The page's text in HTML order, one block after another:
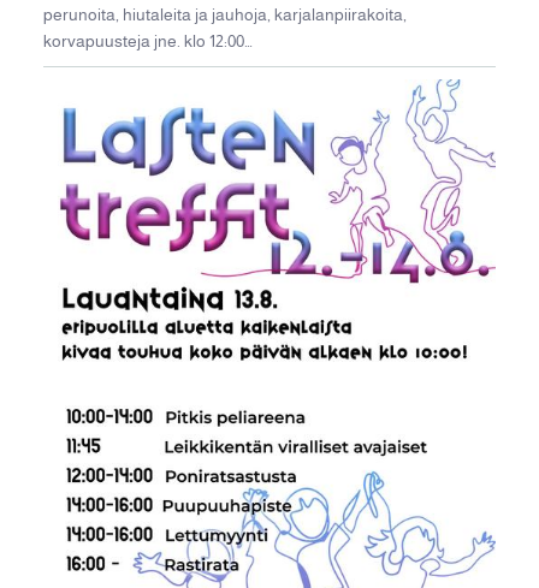
perunoita, hiutaleita ja jauhoja, karjalanpiirakoita,
korvapuusteja jne. klo 12:00…